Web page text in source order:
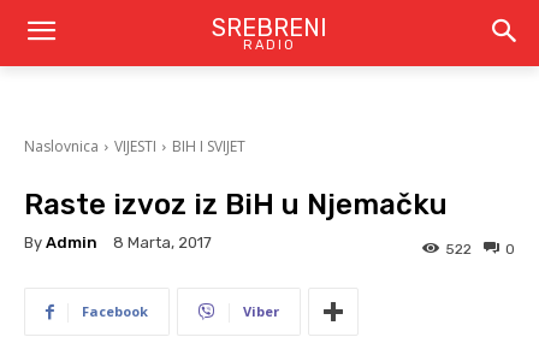
SREBRENI
RADIO
Naslovnica VIJESTI BIH I SVIJET
Raste izvoz iz BiH u Njemačku
By Admin 8 Marta, 2017 0
522
Facebook Viber